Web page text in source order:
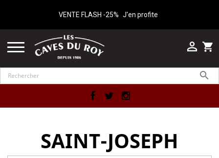
VENTE FLASH -25% J'en profite
shopping_cart


Facebook
SAINT-JOSEPH